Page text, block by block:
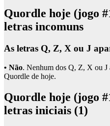
Quordle hoje (jogo
letras incomuns
As letras Q, Z, X ou J
• Não. Nenhum dos Q, Z, X ou J
Quordle de hoje.
Quordle hoje (jogo
letras iniciais (1)